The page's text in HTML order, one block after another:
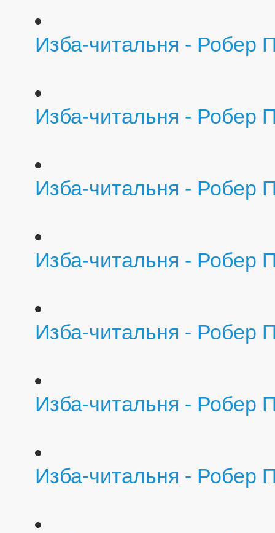
Изба-читальня - Робер
Изба-читальня - Робер
Изба-читальня - Робер
Изба-читальня - Робер
Изба-читальня - Робер
Изба-читальня - Робер
Изба-читальня - Робер